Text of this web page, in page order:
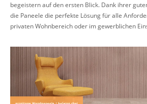
begeistern auf den ersten Blick. Dank ihrer
die Paneele die perfekte Lösung für alle
privaten Wohnbereich oder im gewerblichen